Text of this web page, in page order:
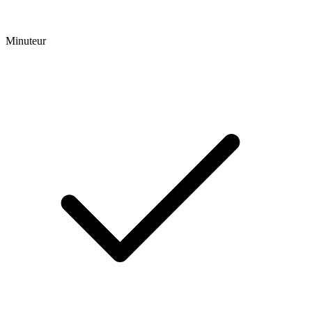
Minuteur